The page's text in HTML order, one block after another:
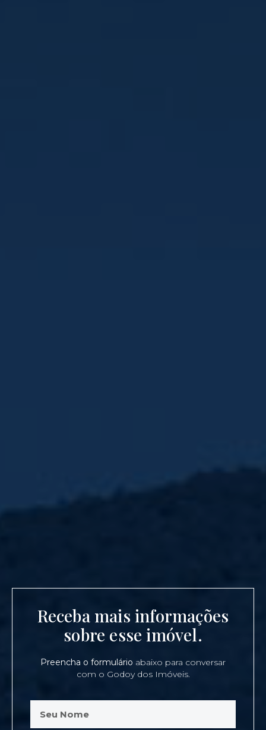
Receba mais informações
sobre esse imóvel.
Preencha o formulário abaixo para conversar
com o Godoy dos Imóveis.